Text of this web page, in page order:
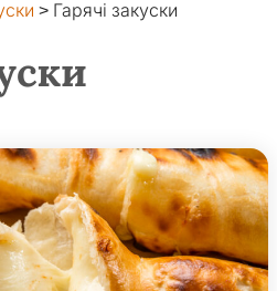
> Гарячі закуски